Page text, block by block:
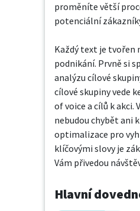
proměníte větší
potenciální
Každý text je tvořen
podnikání. Prvně si
analýzu cílové
cílové skupiny vede
of voice a cílů k akci.
nebudou chybět ani
optimalizace pro
klíčovými slovy je
Vám přivedou
Hlavní